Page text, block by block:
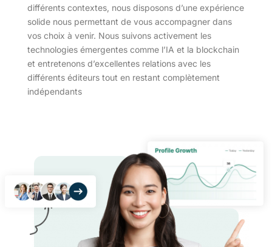
différents contextes, nous disposons d’une expérience
solide nous permettant de vous accompagner dans
vos choix à venir. Nous suivons activement les
technologies émergentes comme l’IA et la blockchain
et entretenons d’excellentes relations avec les
différents éditeurs tout en restant complètement
indépendants